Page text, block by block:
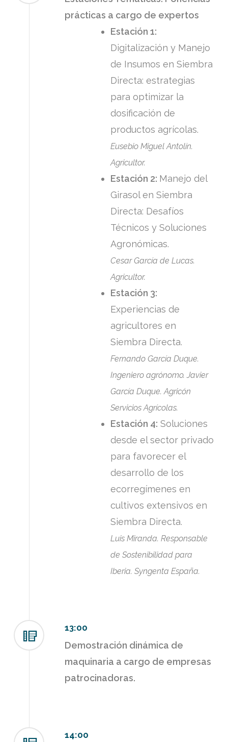
prácticas a cargo de expertos
Estación 1:
Digitalización y Manejo
de Insumos en Siembra
Directa: estrategias
para optimizar la
dosificación de
productos agrícolas.
Eusebio Miguel Antolín.
Agricultor.
Estación 2: Manejo del
Girasol en Siembra
Directa: Desafíos
Técnicos y Soluciones
Agronómicas.
Cesar García de Lucas.
Agricultor.
Estación 3:
Experiencias de
agricultores en
Siembra Directa.
Fernando García Duque.
Ingeniero agrónomo. Javier
García Duque. Agricón
Servicios Agrícolas.
Estación 4: Soluciones
desde el sector privado
para favorecer el
desarrollo de los
ecorregímenes en
cultivos extensivos en
Siembra Directa.
Luis Miranda. Responsable
de Sostenibilidad para
Iberia. Syngenta España.
13:00
Demostración dinámica de
maquinaria a cargo de empresas
patrocinadoras.
14:00